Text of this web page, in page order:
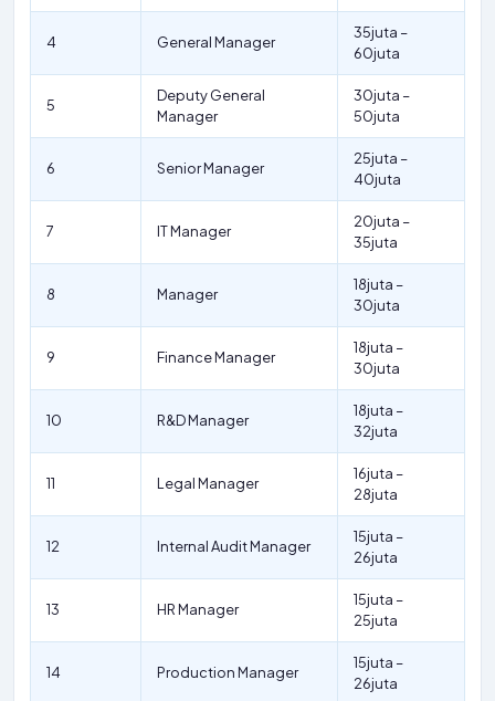
4 General Manager
35juta –
60juta
5
Deputy General
Manager
30juta –
50juta
6 Senior Manager
25juta –
40juta
7 IT Manager
20juta –
35juta
8 Manager
18juta –
30juta
9 Finance Manager
18juta –
30juta
10 R&D Manager
18juta –
32juta
11 Legal Manager
16juta –
28juta
12 Internal Audit Manager
15juta –
26juta
13 HR Manager
15juta –
25juta
14 Production Manager
15juta –
26juta